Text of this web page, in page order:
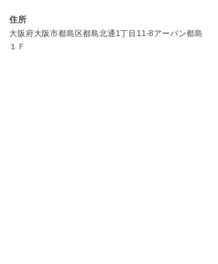
住所
大阪府大阪市都島区都島北通1丁目11-8アーバン都島
１Ｆ